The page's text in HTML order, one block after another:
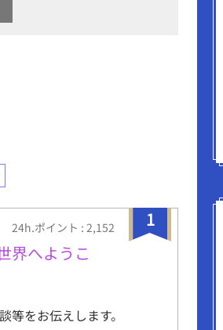
1
24h.ポイント : 2,152
界へようこ
をお伝えします。